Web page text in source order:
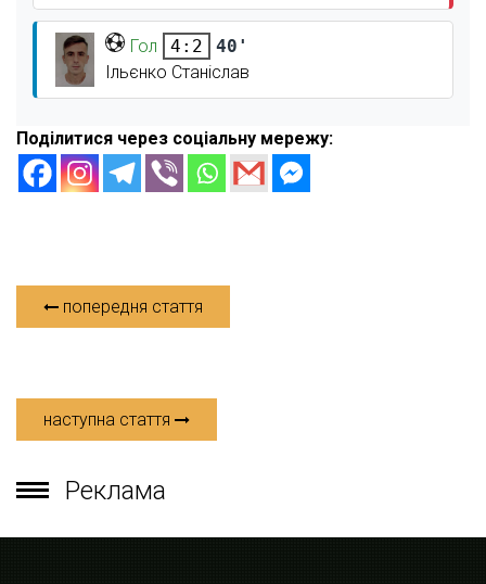
Гол 4:2
40'
Ільєнко Станіслав
Поділитися через соціальну мережу:
попередня стаття
наступна стаття
Реклама